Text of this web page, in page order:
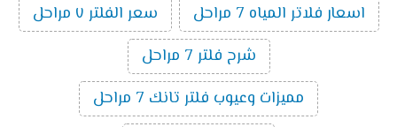
اسعار فلاتر المياه 7 مراحل
سعر الفلتر ٧ مراحل
شرح فلتر 7 مراحل
مميزات وعيوب فلتر تانك 7 مراحل